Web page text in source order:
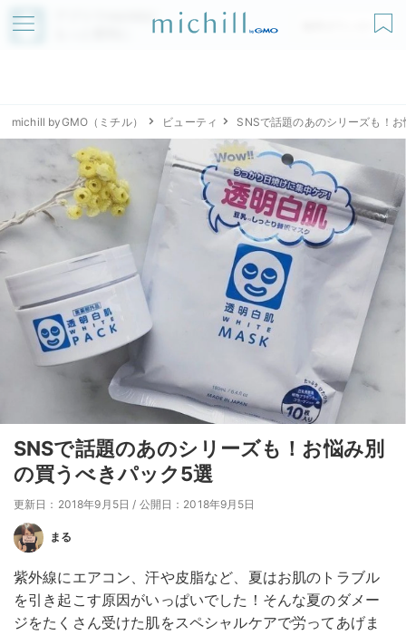
アプリでmichillが
無料ダウンロード
michill byGMO（ミチル） ビューティ SNSで話題のあのシリーズも！
SNSで話題のあのシリーズも！お悩み別
の買うべきパック5選
更新日：2018年9月5日 / 公開日：2018年9月5日
まる
紫外線にエアコン、汗や皮脂など、夏はお肌のトラブル
を引き起こす原因がいっぱいでした！そんな夏のダメー
ジをたくさん受けた肌をスペシャルケアで労ってあげま